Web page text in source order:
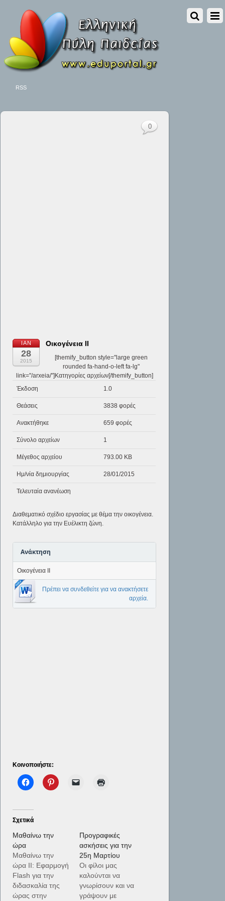
RSS
ΙΑΝ
28
2015
Οικογένεια ΙΙ
[themify_button style="large green
rounded fa-hand-o-left fa-lg"
link="/arxeia/"]Κατηγορίες αρχείων[/themify_button]
Έκδοση
1.0
Θεάσεις 3838 φορές
Ανακτήθηκε 659 φορές
Σύνολο αρχείων 1
Μέγεθος αρχείου 793.00 KB
Ημ/νία δημιουργίας 28/01/2015
Τελευταία ανανέωση
Διαθεματικό σχέδιο εργασίας με θέμα την οικογένεια.
Κατάλληλο για την Ευέλικτη ζώνη.
Ανάκτηση
Οικογένεια ΙΙ
Πρέπει να συνδεθείτε για να ανακτήσετε
αρχεία.
Κοινοποιήστε:
Σχετικά
Μαθαίνω την
ώρα
Μαθαίνω την
ώρα II: Εφαρμογή
Flash για την
διδασκαλία της
ώρας στην
Προγραφικές
ασκήσεις για την
25η Μαρτίου
Οι φίλοι μας
καλούνται να
γνωρίσουν και να
γράψουν με
0